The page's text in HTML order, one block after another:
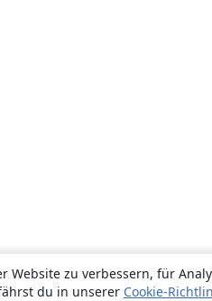
Website zu verbessern, für
du in unserer Cookie-